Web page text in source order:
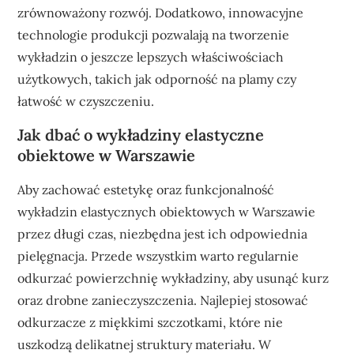
zrównoważony rozwój. Dodatkowo, innowacyjne
technologie produkcji pozwalają na tworzenie
wykładzin o jeszcze lepszych właściwościach
użytkowych, takich jak odporność na plamy czy
łatwość w czyszczeniu.
Jak dbać o wykładziny elastyczne
obiektowe w Warszawie
Aby zachować estetykę oraz funkcjonalność
wykładzin elastycznych obiektowych w Warszawie
przez długi czas, niezbędna jest ich odpowiednia
pielęgnacja. Przede wszystkim warto regularnie
odkurzać powierzchnię wykładziny, aby usunąć kurz
oraz drobne zanieczyszczenia. Najlepiej stosować
odkurzacze z miękkimi szczotkami, które nie
uszkodzą delikatnej struktury materiału. W